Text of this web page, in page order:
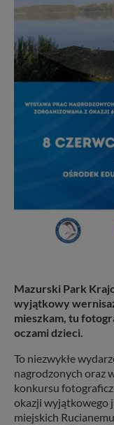
Mazurski Park
wyjątkowy
mieszkam, tu
oczami dzieci.
To niezwykłe
nagrodzonych oraz
konkursu
okazji wyjątkowego
miejskich